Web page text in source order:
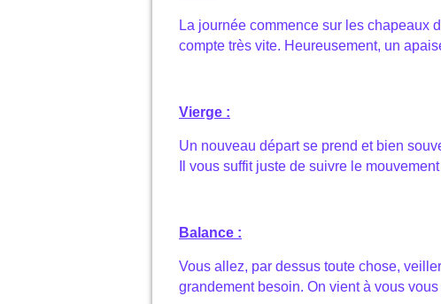
La journée commence sur les chapeaux
compte très vite. Heureusement, un
Vierge :
Un nouveau départ se prend et bien
Il vous suffit juste de suivre le
Balance :
Vous allez, par dessus toute chose,
grandement besoin. On vient à vous